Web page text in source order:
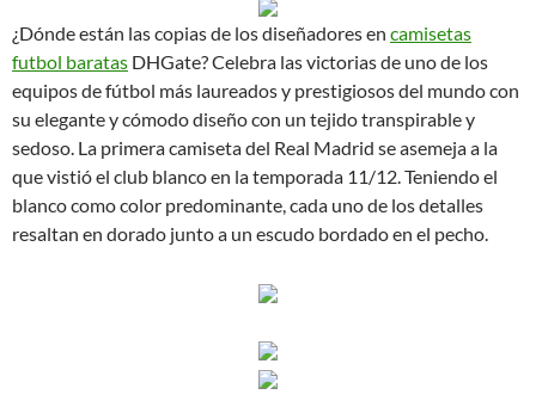
¿Dónde están las copias de los diseñadores en camisetas
futbol baratas DHGate? Celebra las victorias de uno de los
equipos de fútbol más laureados y prestigiosos del mundo con
su elegante y cómodo diseño con un tejido transpirable y
sedoso. La primera camiseta del Real Madrid se asemeja a la
que vistió el club blanco en la temporada 11/12. Teniendo el
blanco como color predominante, cada uno de los detalles
resaltan en dorado junto a un escudo bordado en el pecho.